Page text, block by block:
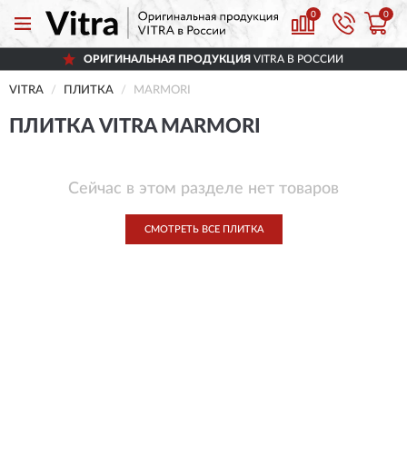
0 0
ОРИГИНАЛЬНАЯ ПРОДУКЦИЯ VITRA В РОССИИ
VITRA ПЛИТКА MARMORI
ПЛИТКА VITRA MARMORI
Сейчас в этом разделе нет товаров
СМОТРЕТЬ ВСЕ ПЛИТКА